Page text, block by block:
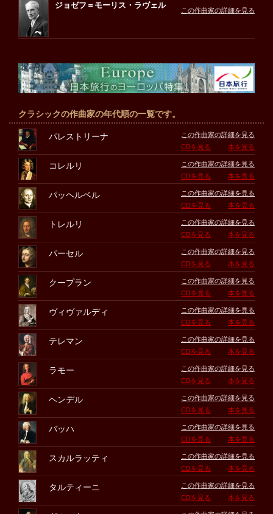
ジョゼフ＝モーリス・ラヴェル
この作曲家の詳細を見る
クラシックの作曲家の年代順の一覧です。
パレストリーナ
この作曲家の詳細を見る
CDを見る
本を見る
コレルリ
この作曲家の詳細を見る
CDを見る
本を見る
パッヘルベル
この作曲家の詳細を見る
CDを見る
本を見る
トレルリ
この作曲家の詳細を見る
CDを見る
本を見る
パーセル
この作曲家の詳細を見る
CDを見る
本を見る
クープラン
この作曲家の詳細を見る
CDを見る
本を見る
ヴィヴァルディ
この作曲家の詳細を見る
CDを見る
本を見る
テレマン
この作曲家の詳細を見る
CDを見る
本を見る
ラモー
この作曲家の詳細を見る
CDを見る
本を見る
ヘンデル
この作曲家の詳細を見る
CDを見る
本を見る
バッハ
この作曲家の詳細を見る
CDを見る
本を見る
スカルラッティ
この作曲家の詳細を見る
CDを見る
本を見る
タルティーニ
この作曲家の詳細を見る
CDを見る
本を見る